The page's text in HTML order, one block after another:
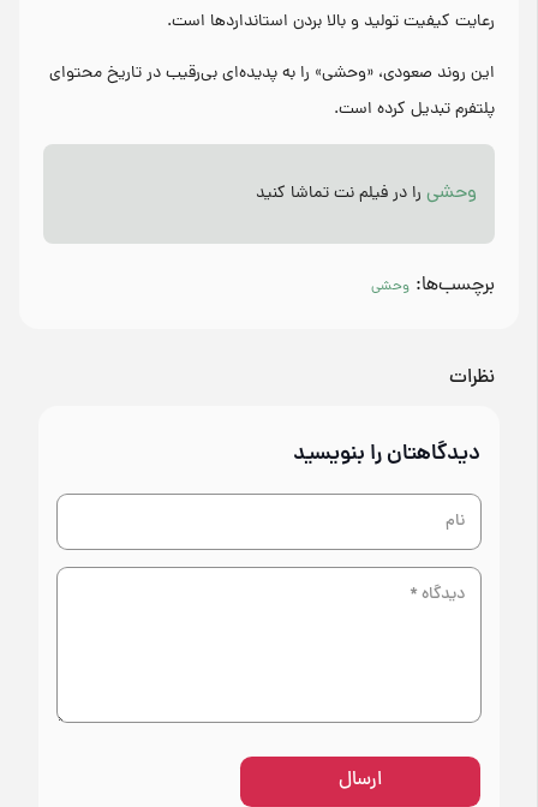
رعایت کیفیت تولید و بالا بردن استانداردها است.
این روند صعودی، «وحشی» را به پدیده‌ای بی‌رقیب در تاریخ محتوای
پلتفرم تبدیل کرده است.
وحشی را در فیلم نت تماشا کنید
برچسب‌ها: وحشی
نظرات
دیدگاهتان را بنویسید
ارسال